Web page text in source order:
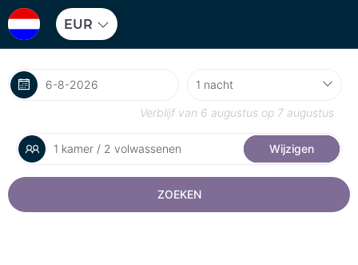
EUR
Verblijf van 6 augustus op 7 augustus
1 kamer / 2 volwassenen Wijzigen